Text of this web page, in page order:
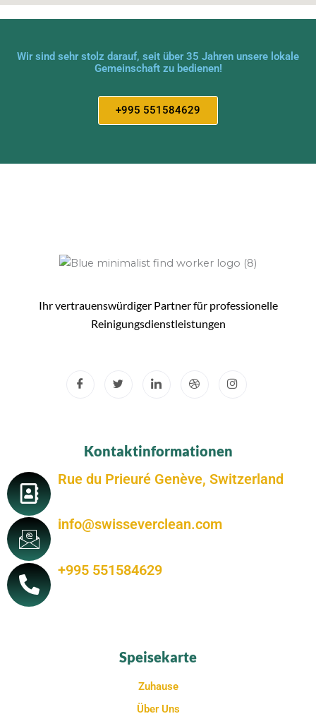
Wir sind sehr stolz darauf, seit über 35 Jahren unsere lokale
Gemeinschaft zu bedienen!
+995 551584629
Ihr vertrauenswürdiger Partner für professionelle
Reinigungsdienstleistungen
Kontaktinformationen
Rue du Prieuré Genève, Switzerland
info@swisseverclean.com
+995 551584629
Speisekarte
Zuhause
Über Uns